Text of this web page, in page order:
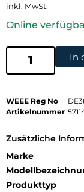
inkl. MwSt.
Online
In
WEEE Reg No
Artikelnummer
Zusätzliche
Marke
Produkttyp